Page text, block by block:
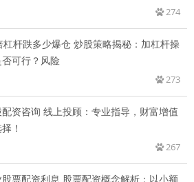
274
杠杆跌多少爆仓 炒股策略揭秘：加杠杆操
可行？风险
273
资咨询 线上投顾：专业指导，财富增值
！
267
票配资利息 股票配资概念解析：以小额